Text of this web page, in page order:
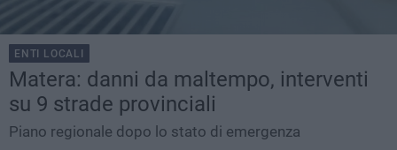
ENTI LOCALI
Matera: danni da maltempo, interventi
su 9 strade provinciali
Piano regionale dopo lo stato di emergenza